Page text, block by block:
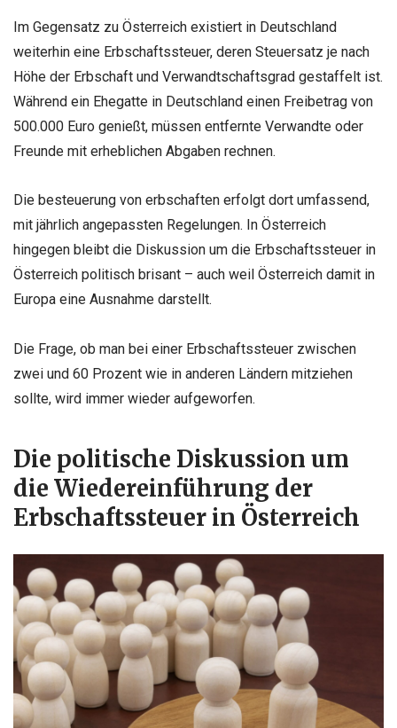
Im Gegensatz zu Österreich existiert in Deutschland
weiterhin eine Erbschaftssteuer, deren Steuersatz je nach
Höhe der Erbschaft und Verwandtschaftsgrad gestaffelt ist.
Während ein Ehegatte in Deutschland einen Freibetrag von
500.000 Euro genießt, müssen entfernte Verwandte oder
Freunde mit erheblichen Abgaben rechnen.
Die besteuerung von erbschaften erfolgt dort umfassend,
mit jährlich angepassten Regelungen. In Österreich
hingegen bleibt die Diskussion um die Erbschaftssteuer in
Österreich politisch brisant – auch weil Österreich damit in
Europa eine Ausnahme darstellt.
Die Frage, ob man bei einer Erbschaftssteuer zwischen
zwei und 60 Prozent wie in anderen Ländern mitziehen
sollte, wird immer wieder aufgeworfen.
Die politische Diskussion um
die Wiedereinführung der
Erbschaftssteuer in Österreich